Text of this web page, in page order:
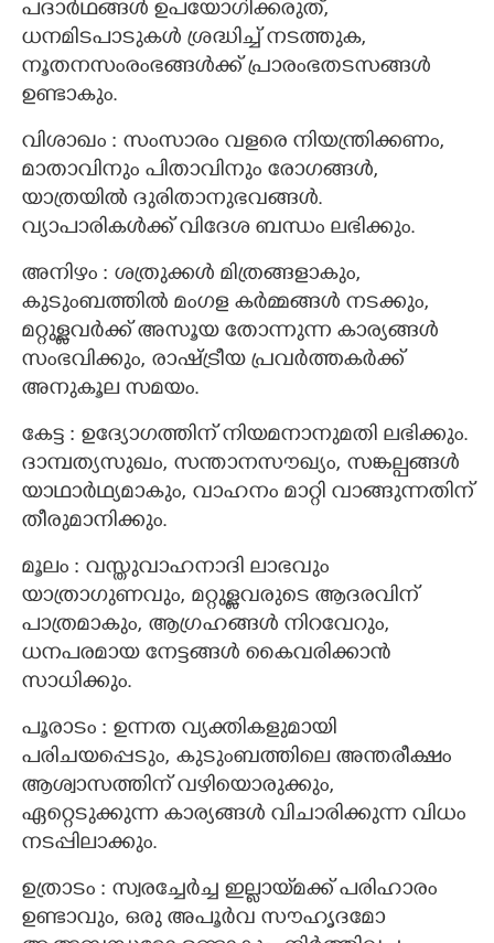
പദാർഥങ്ങൾ ഉപയോഗിക്കരുത്,
ധനമിടപാടുകൾ ശ്രദ്ധിച്ച് നടത്തുക,
നൂതനസംരംഭങ്ങൾക്ക് പ്രാരംഭതടസങ്ങൾ
ഉണ്ടാകും.
വിശാഖം : സംസാരം വളരെ നിയന്ത്രിക്കണം,
മാതാവിനും പിതാവിനും രോഗങ്ങൾ,
യാത്രയിൽ ദുരിതാനുഭവങ്ങൾ.
വ്യാപാരികൾക്ക് വിദേശ ബന്ധം ലഭിക്കും.
അനിഴം : ശത്രുക്കൾ മിത്രങ്ങളാകും,
കുടുംബത്തിൽ മംഗള കർമ്മങ്ങൾ നടക്കും,
മറ്റുള്ളവർക്ക് അസൂയ തോന്നുന്ന കാര്യങ്ങൾ
സംഭവിക്കും, രാഷ്ട്രീയ പ്രവർത്തകർക്ക്
അനുകൂല സമയം.
കേട്ട : ഉദ്യോഗത്തിന് നിയമനാനുമതി ലഭിക്കും.
ദാമ്പത്യസുഖം, സന്താനസൗഖ്യം, സങ്കല്പങ്ങൾ
യാഥാർഥ്യമാകും, വാഹനം മാറ്റി വാങ്ങുന്നതിന്
തീരുമാനിക്കും.
മൂലം : വസ്തുവാഹനാദി ലാഭവും
യാത്രാഗുണവും, മറ്റുള്ളവരുടെ ആദരവിന്
പാത്രമാകും, ആഗ്രഹങ്ങൾ നിറവേറും,
ധനപരമായ നേട്ടങ്ങൾ കൈവരിക്കാൻ
സാധിക്കും.
പൂരാടം : ഉന്നത വ്യക്തികളുമായി
പരിചയപ്പെടും, കുടുംബത്തിലെ അന്തരീക്ഷം
ആശ്വാസത്തിന് വഴിയൊരുക്കും,
ഏറ്റെടുക്കുന്ന കാര്യങ്ങൾ വിചാരിക്കുന്ന വിധം
നടപ്പിലാക്കും.
ഉത്രാടം : സ്വരച്ചേർച്ച ഇല്ലായ്‌മക്ക് പരിഹാരം
ഉണ്ടാവും, ഒരു അപൂർവ സൗഹൃദമോ